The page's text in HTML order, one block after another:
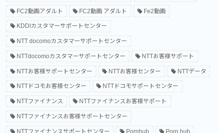
FC2動画アダルト FC2動画 アダルト Fe2動画
KDDIカスタマーサポートセンター
NTT docomoカスタマーサポートセンター
NTTdocomoカスタマーサポートセンター NTTお客様サポート
NTTお客様サポートセンター NTTお客様センター NTTデータ
NTTドコモお客様センター NTTドコモサポートセンター
NTTファイナンス NTTファイナンスお客様サポート
NTTファイナンスお客様サポートセンター
NTTファイナンスサポートセンター Pornhub Porn hub